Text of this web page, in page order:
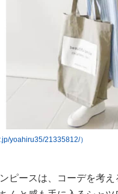
yoahiru35/21335812/）
ピースは、コーデを考